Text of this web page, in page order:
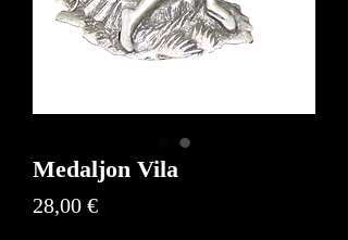
Medaljon Vila
28,00 €Price